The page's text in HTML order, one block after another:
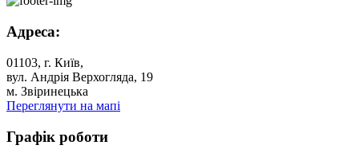
Адреса:
01103, г. Київ,
вул. Андрія Верхогляда, 19
м. Звіринецька
Переглянути на мапі
Графік роботи